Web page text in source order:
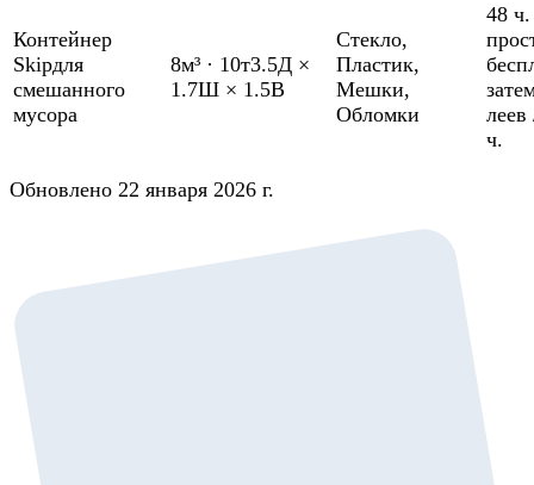
Контейнер
Skipдля
смешанного
мусора
8м³ · 10т3.5Д ×
1.7Ш × 1.5В
Стекло,
Пластик,
Мешки,
Обломки
48 ч.
леев
ч.
Обновлено 22 января 2026 г.